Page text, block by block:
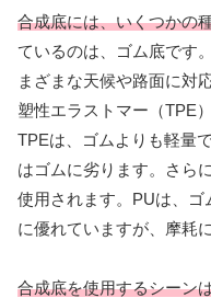
合成底には、いくつかの
ているのは、ゴム底です
まざまな天候や路面に対
塑性エラストマー（TPE
TPEは、ゴムよりも軽量
はゴムに劣ります。さら
使用されます。PUは、
に優れていますが、摩耗
合成底を使用するシーン